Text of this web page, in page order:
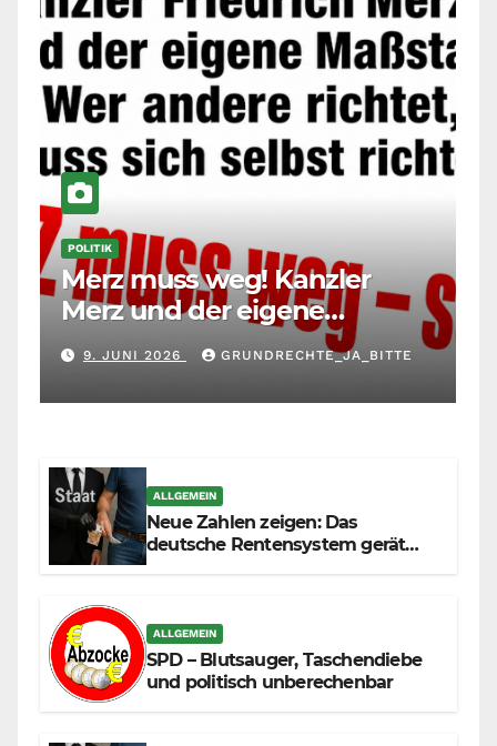
POLITIK
Merz muss weg! Kanzler
Merz und der eigene
Maßstab: Wer andere richtet,
muss sich selbst richten
9. JUNI 2026 GRUNDRECHTE_JA_BITTE
ALLGEMEIN
Neue Zahlen zeigen: Das
deutsche Rentensystem gerät
ALLGEMEIN
SPD – Blutsauger, Taschendiebe
und politisch unberechenbar